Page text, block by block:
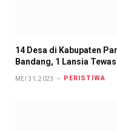
14 Desa di Kabupaten
Bandang, 1 Lansia Tewas
MEI 31, 2023 PERISTIWA